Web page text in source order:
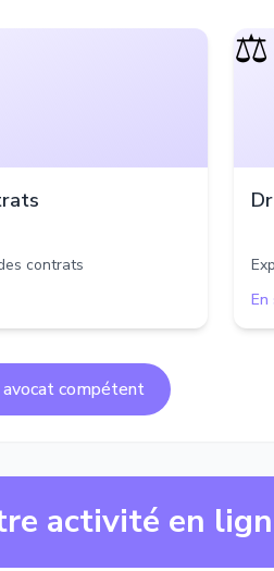
contrats
⚖️
En
avocat compétent
activité en